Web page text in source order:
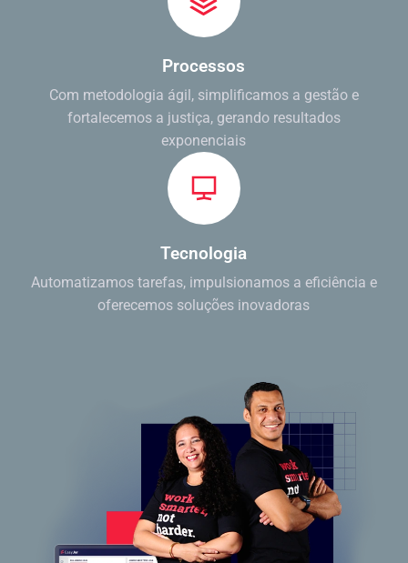
Processos
Com metodologia ágil, simplificamos a gestão e
fortalecemos a justiça, gerando resultados
exponenciais
Tecnologia
Automatizamos tarefas, impulsionamos a eficiência e
oferecemos soluções inovadoras